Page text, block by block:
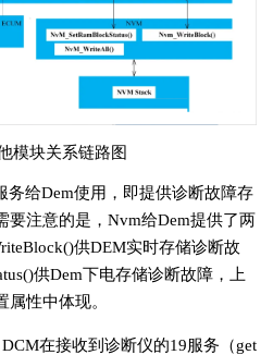
模块关系链路图
给Dem使用，即提供诊断故障存
要注意的是，Nvm给Dem提供了两
供DEM实时存储诊断故
供Dem下电存储诊断故障，上
性中体现。
在接收到诊断仪的19服务（get